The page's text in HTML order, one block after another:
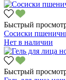
Быстрый
Сосиски
Нет в наличии
Быстрый